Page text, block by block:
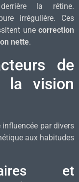
derrière la rétine.
irrégulière. Ces
une correction
nette.
de
la vision
par divers
aux habitudes
et